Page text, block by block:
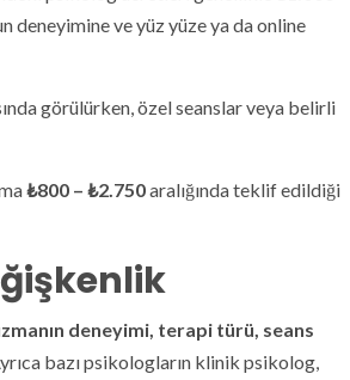
deneyimine ve yüz yüze ya da online
görülürken, özel seanslar veya belirli
₺800 – ₺2.750aralığında teklif edildiği
deneyimi, terapi türü, seans
bazı psikologların klinik psikolog,